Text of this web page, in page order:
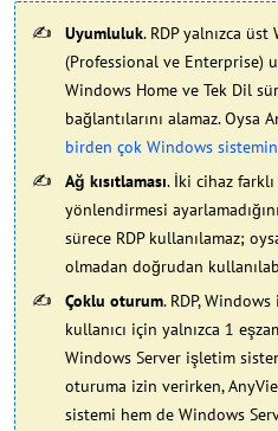
Uyumluluk. RDP yalnızca
(Professional ve Enterprise)
Windows Home ve Tek Dil
bağlantılarını alamaz. Oysa
birden çok Windows
Ağ kısıtlaması. İki cihaz
yönlendirmesi
sürece RDP kullanılamaz;
olmadan doğrudan
Çoklu oturum. RDP,
kullanıcı için yalnızca 1
Windows Server işletim
oturuma izin verirken,
sistemi hem de Windows